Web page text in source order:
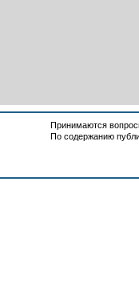
Принимаются
По содержанию